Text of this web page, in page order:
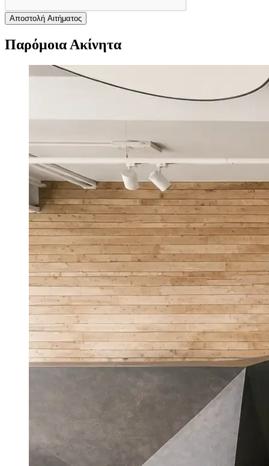
Αποστολή Αιτήματος
Παρόμοια Ακίνητα